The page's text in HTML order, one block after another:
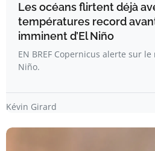
Les océans flirtent déjà
températures record
imminent d’El Niño
EN BREF Copernicus alerte sur
Niño.
Kévin Girard